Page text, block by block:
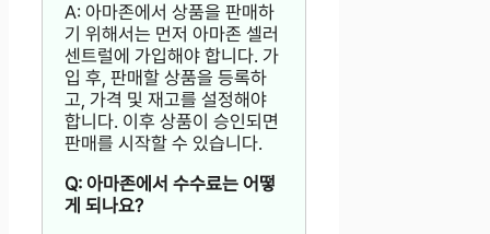
A: 아마존에서 상품을 판매하
기 위해서는 먼저 아마존 셀러
센트럴에 가입해야 합니다. 가
입 후, 판매할 상품을 등록하
고, 가격 및 재고를 설정해야
합니다. 이후 상품이 승인되면
판매를 시작할 수 있습니다.
Q: 아마존에서 수수료는 어떻
게 되나요?